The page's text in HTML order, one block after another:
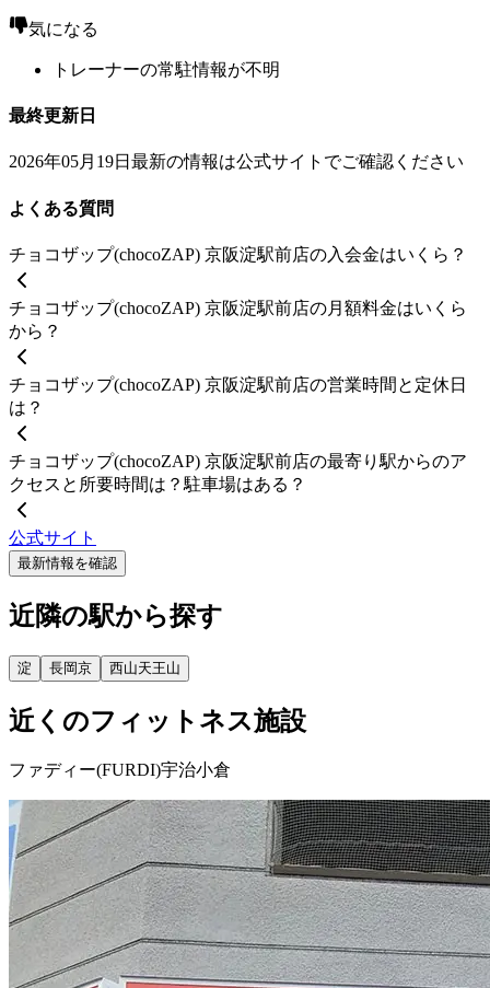
気になる
トレーナーの常駐情報が不明
最終更新日
2026年05月19日 最新の情報は公式サイトでご確認ください
よくある質問
チョコザップ(chocoZAP) 京阪淀駅前店の入会金はいくら？
チョコザップ(chocoZAP) 京阪淀駅前店の月額料金はいくら
から？
チョコザップ(chocoZAP) 京阪淀駅前店の営業時間と定休日
は？
チョコザップ(chocoZAP) 京阪淀駅前店の最寄り駅からのア
クセスと所要時間は？駐車場はある？
公式サイト
最新情報を確認
近隣の駅から探す
淀 長岡京 西山天王山
近くのフィットネス施設
ファディー(FURDI)宇治小倉